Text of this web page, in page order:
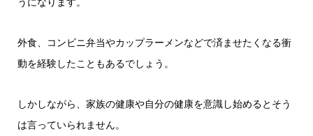
外食、コンビニ弁当やカップラーメンなどで済ませたくなる衝
動を経験したこともあるでしょう。
しかしながら、家族の健康や自分の健康を意識し始めるとそう
は言っていられません。